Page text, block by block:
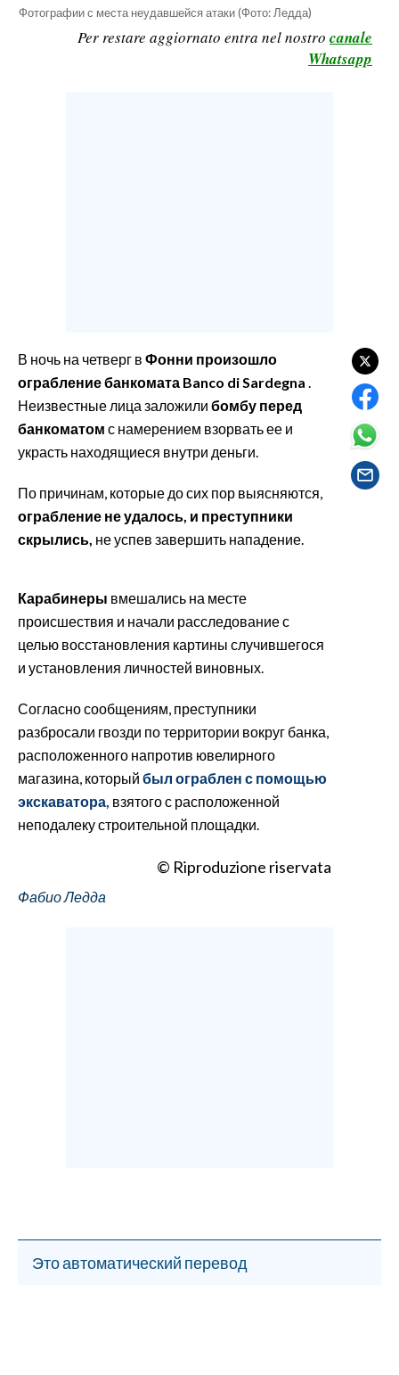
SPETTACOLI
VIDEO
INFO AZIENDE
ABBONATI
ANNUNCI
PUBBLICITÀ
SPIAGGE
Фотографии с места неудавшейся атаки (Фото: Ледда)
Per restare aggiornato entra nel nostro canale
Whatsapp
В ночь на четверг в Фонни произошло
ограблениебанкомата Banco di Sardegna
Неизвестные лица заложили бомбу перед
банкоматом с намерением взорвать ее и
украсть находящиеся внутри деньги.
По причинам, которые до сих пор выясняются,
ограбление не удалось, и преступники
скрылись, не успев завершить нападение.
Карабинеры вмешались на месте
происшествия и начали расследование с
целью восстановления картины случившегося
и установления личностей виновных.
Согласно сообщениям, преступники
разбросали гвозди по территории вокруг банка,
расположенного напротив ювелирного
магазина, который был ограблен с помощью
экскаватора, взятого с расположенной
неподалеку строительной площадки.
© Riproduzione riservata
Фабио Ледда
Это автоматический перевод